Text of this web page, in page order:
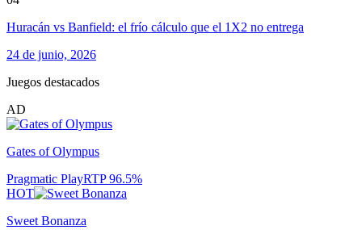
Huracán vs Banfield: el frío cálculo que el 1X2 no entrega
24 de junio, 2026
Juegos destacados
AD
Gates of Olympus
Pragmatic PlayRTP96.5%
HOT
Sweet Bonanza